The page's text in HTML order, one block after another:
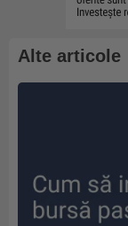
Alte articole